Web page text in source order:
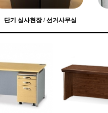
단기 실사현장 / 선거사무실